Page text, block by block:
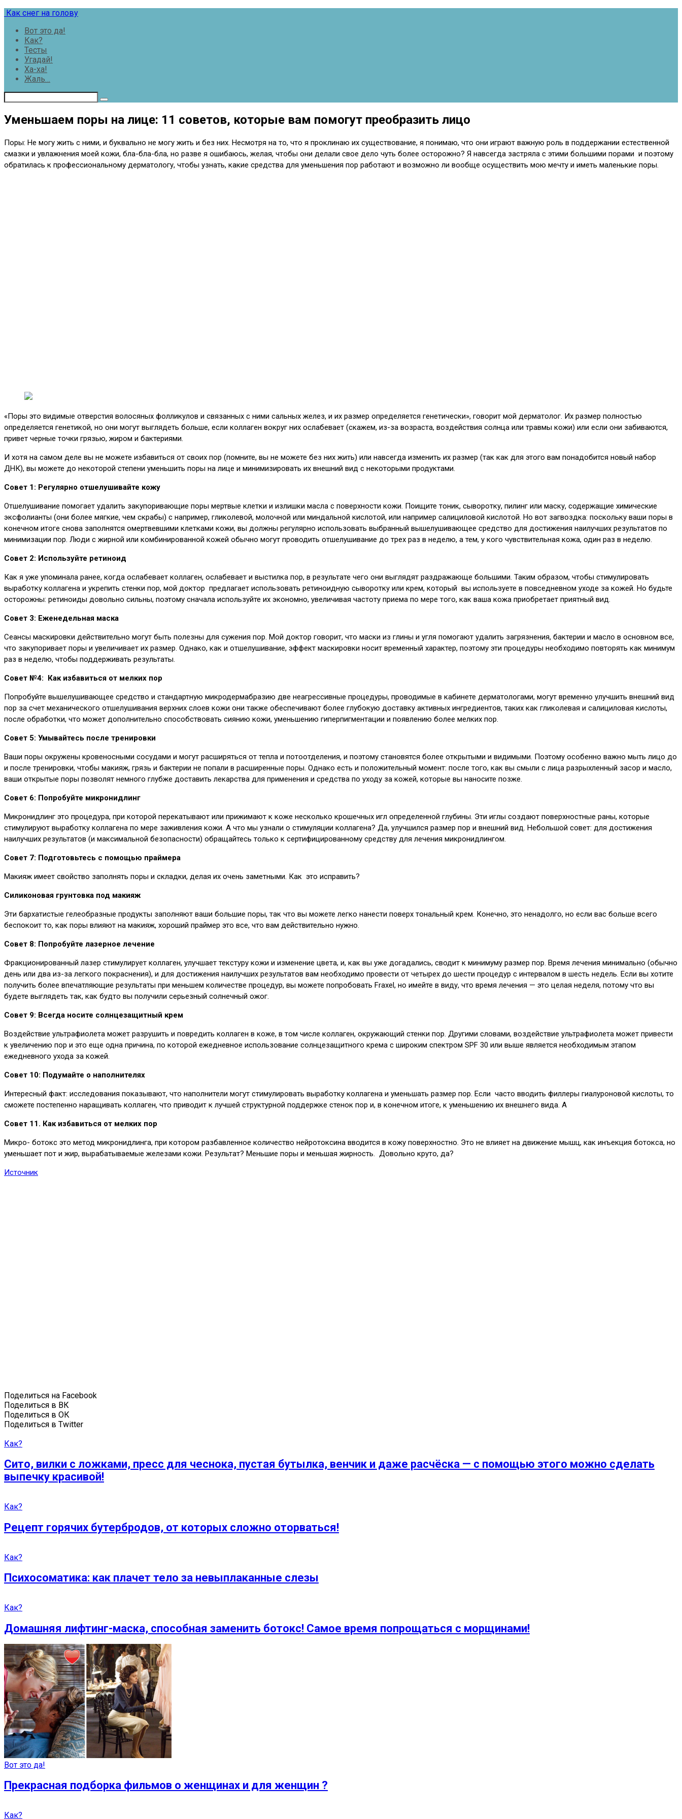
Перейти
контенту
Как снег на голову
Вот это да!
Как?
Тесты
Угадай!
Ха-ха!
Жаль…
Уменьшаем поры на лице: 11 советов, которые вам помогут преобразить лицо
Поры: Не могу жить с ними, и буквально не могу жить и без них. Несмотря на то, что я проклинаю их существование, я понимаю, что они играют важную роль в поддержании естественной
смазки и увлажнения моей кожи, бла-бла-бла, но разве я ошибаюсь, желая, чтобы они делали свое дело чуть более осторожно? Я навсегда застряла с этими большими порами и поэтому
обратилась к профессиональному дерматологу, чтобы узнать, какие средства для уменьшения пор работают и возможно ли вообще осуществить мою мечту и иметь маленькие поры.
«Поры это видимые отверстия волосяных фолликулов и связанных с ними сальных желез, и их размер определяется генетически», говорит мой дерматолог. Их размер полностью
определяется генетикой, но они могут выглядеть больше, если коллаген вокруг них ослабевает (скажем, из-за возраста, воздействия солнца или травмы кожи) или если они забиваются,
привет черные точки грязью, жиром и бактериями.
И хотя на самом деле вы не можете избавиться от своих пор (помните, вы не можете без них жить) или навсегда изменить их размер (так как для этого вам понадобится новый набор
ДНК), вы можете до некоторой степени уменьшить поры на лице и минимизировать их внешний вид с некоторыми продуктами.
Совет 1: Регулярно отшелушивайте кожу
Отшелушивание помогает удалить закупоривающие поры мертвые клетки и излишки масла с поверхности кожи. Поищите тоник, сыворотку, пилинг или маску, содержащие химические
эксфолианты (они более мягкие, чем скрабы) с например, гликолевой, молочной или миндальной кислотой, или например салициловой кислотой. Но вот загвоздка: поскольку ваши поры в
конечном итоге снова заполнятся омертвевшими клетками кожи, вы должны регулярно использовать выбранный вышелушивающее средство для достижения наилучших результатов по
минимизации пор. Люди с жирной или комбинированной кожей обычно могут проводить отшелушивание до трех раз в неделю, а тем, у кого чувствительная кожа, один раз в неделю.
Совет 2: Используйте ретиноид
Как я уже упоминала ранее, когда ослабевает коллаген, ослабевает и выстилка пор, в результате чего они выглядят раздражающе большими. Таким образом, чтобы стимулировать
выработку коллагена и укрепить стенки пор, мой доктор предлагает использовать ретиноидную сыворотку или крем, который вы используете в повседневном уходе за кожей. Но будьте
осторожны: ретиноиды довольно сильны, поэтому сначала используйте их экономно, увеличивая частоту приема по мере того, как ваша кожа приобретает приятный вид.
Совет 3: Еженедельная маска
Сеансы маскировки действительно могут быть полезны для сужения пор. Мой доктор говорит, что маски из глины и угля помогают удалить загрязнения, бактерии и масло в основном все,
что закупоривает поры и увеличивает их размер. Однако, как и отшелушивание, эффект маскировки носит временный характер, поэтому эти процедуры необходимо повторять как минимум
раз в неделю, чтобы поддерживать результаты.
Совет №4: Как избавиться от мелких пор
Попробуйте вышелушивающее средство и стандартную микродермабразию две неагрессивные процедуры, проводимые в кабинете дерматологами, могут временно улучшить внешний вид
пор за счет механического отшелушивания верхних слоев кожи они также обеспечивают более глубокую доставку активных ингредиентов, таких как гликолевая и салициловая кислоты,
после обработки, что может дополнительно способствовать сиянию кожи, уменьшению гиперпигментации и появлению более мелких пор.
Совет 5: Умывайтесь после тренировки
Ваши поры окружены кровеносными сосудами и могут расширяться от тепла и потоотделения, и поэтому становятся более открытыми и видимыми. Поэтому особенно важно мыть лицо до
и после тренировки, чтобы макияж, грязь и бактерии не попали в расширенные поры. Однако есть и положительный момент: после того, как вы смыли с лица разрыхленный засор и масло,
ваши открытые поры позволят немного глубже доставить лекарства для применения и средства по уходу за кожей, которые вы наносите позже.
Совет 6: Попробуйте микронидлинг
Микронидлинг это процедура, при которой перекатывают или прижимают к коже несколько крошечных игл определенной глубины. Эти иглы создают поверхностные раны, которые
стимулируют выработку коллагена по мере заживления кожи. А что мы узнали о стимуляции коллагена? Да, улучшился размер пор и внешний вид. Небольшой совет: для достижения
наилучших результатов (и максимальной безопасности) обращайтесь только к сертифицированному средству для лечения микронидлингом.
Совет 7: Подготовьтесь с помощью праймера
Макияж имеет свойство заполнять поры и складки, делая их очень заметными. Как это исправить?
Силиконовая грунтовка под макияж
Эти бархатистые гелеобразные продукты заполняют ваши большие поры, так что вы можете легко нанести поверх тональный крем. Конечно, это ненадолго, но если вас больше всего
беспокоит то, как поры влияют на макияж, хороший праймер это все, что вам действительно нужно.
Совет 8: Попробуйте лазерное лечение
Фракционированный лазер стимулирует коллаген, улучшает текстуру кожи и изменение цвета, и, как вы уже догадались, сводит к минимуму размер пор. Время лечения минимально (обычно
день или два из-за легкого покраснения), и для достижения наилучших результатов вам необходимо провести от четырех до шести процедур с интервалом в шесть недель. Если вы хотите
получить более впечатляющие результаты при меньшем количестве процедур, вы можете попробовать Fraxel, но имейте в виду, что время лечения — это целая неделя, потому что вы
будете выглядеть так, как будто вы получили серьезный солнечный ожог.
Совет 9: Всегда носите солнцезащитный крем
Воздействие ультрафиолета может разрушить и повредить коллаген в коже, в том числе коллаген, окружающий стенки пор. Другими словами, воздействие ультрафиолета может привести
к увеличению пор и это еще одна причина, по которой ежедневное использование солнцезащитного крема с широким спектром SPF 30 или выше является необходимым этапом
ежедневного ухода за кожей.
Совет 10: Подумайте о наполнителях
Интересный факт: исследования показывают, что наполнители могут стимулировать выработку коллагена и уменьшать размер пор. Если часто вводить филлеры гиалуроновой кислоты, то
сможете постепенно наращивать коллаген, что приводит к лучшей структурной поддержке стенок пор и, в конечном итоге, к уменьшению их внешнего вида. А
Совет 11. Как избавиться от мелких пор
Микро- ботокс это метод микронидлинга, при котором разбавленное количество нейротоксина вводится в кожу поверхностно. Это не влияет на движение мышц, как инъекция ботокса, но
уменьшает пот и жир, вырабатываемые железами кожи. Результат? Меньшие поры и меньшая жирность. Довольно круто, да?
Источник
Поделиться на Facebook
Поделиться в ВК
Поделиться в ОК
Поделиться в Twitter
Как?
Сито, вилки с ложками, пресс для чеснока, пустая бутылка, венчик и даже расчёска — с помощью этого можно сделать
выпечку красивой!
Как?
Рецепт горячих бутербродов, от которых сложно оторваться!
Как?
Психосоматика: как плачет тело за невыплаканные слезы
Как?
Домашняя лифтинг-маска, способная заменить ботокс! Самое время попрощаться с морщинами!
Вот это да!
Прекрасная подборка фильмов о женщинах и для женщин ?
Как?